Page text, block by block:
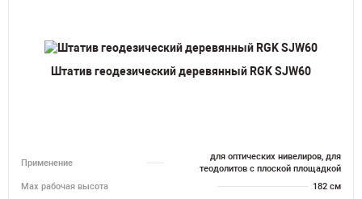
Штатив геодезический деревянный RGK SJW60
Применение
для оптических нивелиров, для
теодолитов с плоской площадкой
Мах рабочая высота
182 см